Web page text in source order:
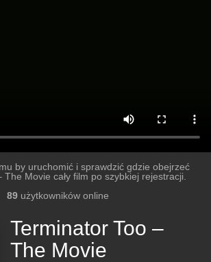
by uruchomić i sprawdzić gdzie obejrzeć
The Movie cały film po szybkiej rejestracji.
89użytkowników online
Terminator Too –
The Movie